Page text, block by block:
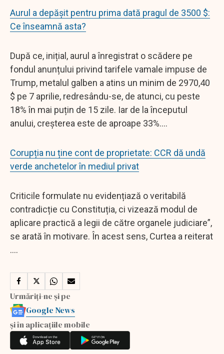
Aurul a depășit pentru prima dată pragul de 3500 $:
Ce înseamnă asta?
După ce, inițial, aurul a înregistrat o scădere pe
fondul anunțului privind tarifele vamale impuse de
Trump, metalul galben a atins un minim de 2970,40
$ pe 7 aprilie, redresându-se, de atunci, cu peste
18% în mai puțin de 15 zile. Iar de la începutul
anului, creșterea este de aproape 33%....
Corupția nu ține cont de proprietate: CCR dă undă
verde anchetelor în mediul privat
Criticile formulate nu evidențiază o veritabilă
contradicție cu Constituția, ci vizează modul de
aplicare practică a legii de către organele judiciare”,
se arată în motivare. În acest sens, Curtea a reiterat
....
Urmăriți-ne și pe
Google News
și în aplicațiile mobile